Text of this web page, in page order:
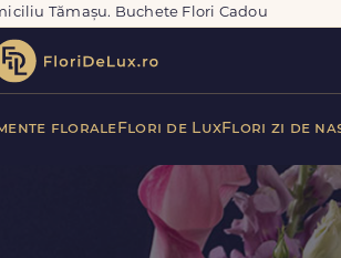
Tămașu. Buchete Flori Cadou
floraleFlori de LuxFlori zi de